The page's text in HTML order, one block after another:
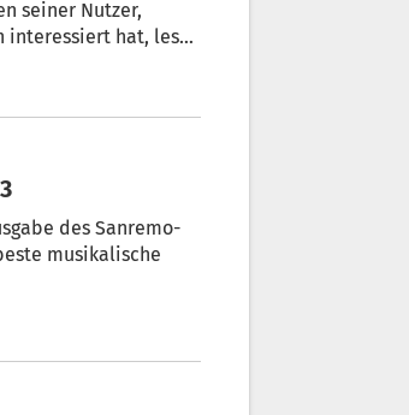
seiner Nutzer,
hat, lesen
des Sanremo-
musikalische